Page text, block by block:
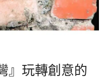
』玩轉創意的